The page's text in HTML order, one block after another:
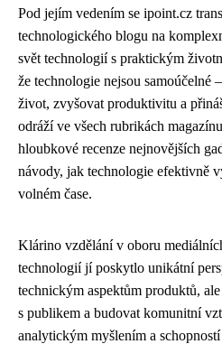
Pod jejím vedením se ipoint.cz
technologického blogu na
svět technologií s praktickým
že technologie nejsou samoúčelné
život, zvyšovat produktivitu a
odráží ve všech rubrikách
hloubkové recenze nejnovějších
návody, jak technologie efektivně
volném čase.
Klárino vzdělání v oboru
technologií jí poskytlo unikátní
technickým aspektům produktů,
s publikem a budovat komunitní
analytickým myšlením a